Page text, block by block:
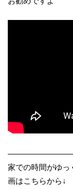
家での時間がゆっ
画はこちらから↓